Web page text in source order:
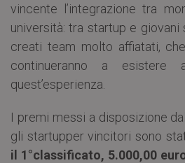
vincente l’integrazione tra
università: tra startup e giovani
creati team molto affiatati,
continueranno a
quest’esperienza.
I premi messi a disposizione
gli startupper vincitori sono
il 1°classificato, 5.000,00